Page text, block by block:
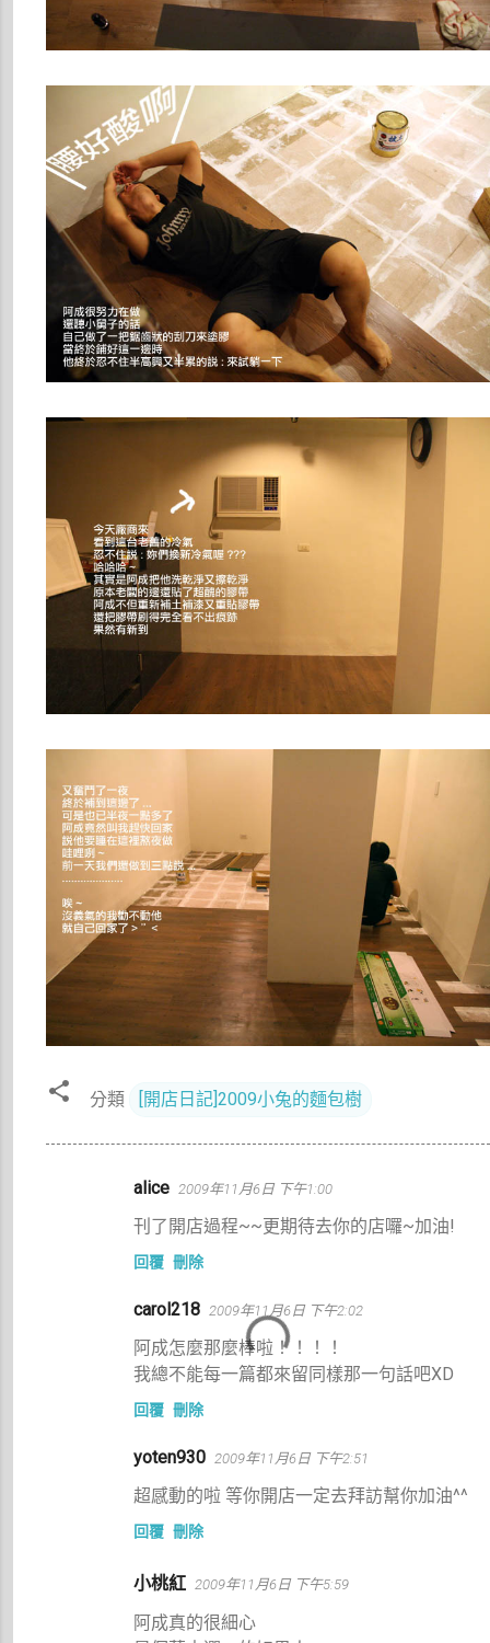
分類 [開店日記]2009小兔的麵包樹
alice 2009年11月6日 下午1:00
刊了開店過程~~更期待去你的店囉~加油!
回覆 刪除
carol218 2009年11月6日 下午2:02
阿成怎麼那麼棒啦！！！！
我總不能每一篇都來留同樣那一句話吧XD
回覆 刪除
yoten930 2009年11月6日 下午2:51
超感動的啦 等你開店一定去拜訪幫你加油^^
回覆 刪除
小桃紅 2009年11月6日 下午5:59
阿成真的很細心